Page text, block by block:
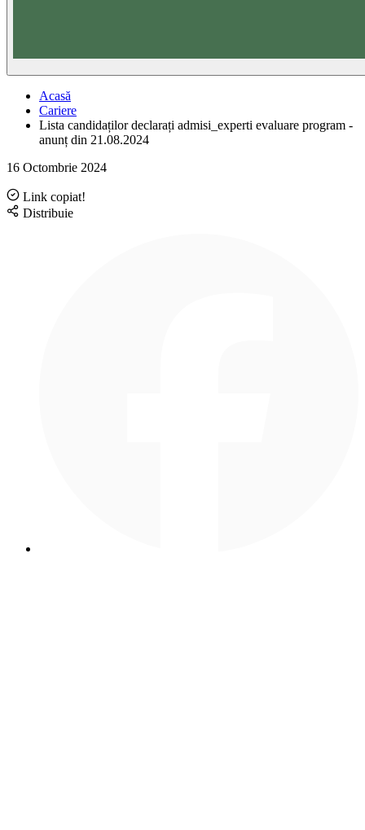
Acasă
Cariere
Lista candidaților declarați admisi_experti evaluare program -
anunț din 21.08.2024
16 Octombrie 2024
Link copiat!
Distribuie